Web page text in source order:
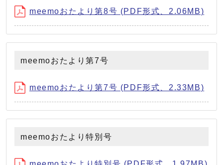
meemoおたより第8号 (PDF形式、2.06MB)
meemoおたより第7号
meemoおたより第7号 (PDF形式、2.33MB)
meemoおたより特別号